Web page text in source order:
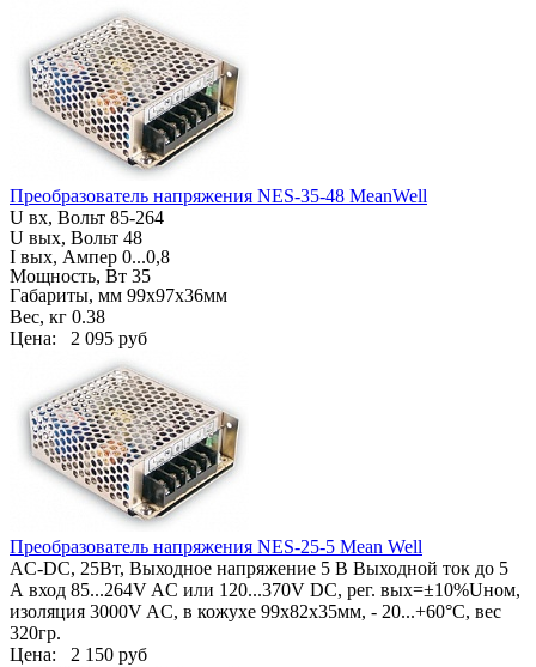
Преобразователь напряжения NES-35-48 MeanWell
U вх, Вольт 85-264
U вых, Вольт 48
I вых, Ампер 0...0,8
Мощность, Вт 35
Габариты, мм 99х97х36мм
Вес, кг 0.38
Цена: 2 095 руб
Преобразователь напряжения NES-25-5 Mean Well
AC-DC, 25Вт, Выходное напряжение 5 В Выходной ток до 5
А вход 85...264V AC или 120...370V DC, рег. вых=±10%Uном,
изоляция 3000V AC, в кожухе 99х82х35мм, - 20...+60°С, вес
320гр.
Цена: 2 150 руб